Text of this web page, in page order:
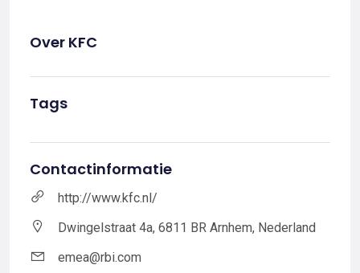
Over KFC
Tags
Contactinformatie
http://www.kfc.nl/
Dwingelstraat 4a, 6811 BR Arnhem, Nederland
emea@rbi.com